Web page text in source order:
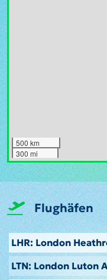
500 km
300 mi
Flughäfen
LHR: London
LTN: London Luton